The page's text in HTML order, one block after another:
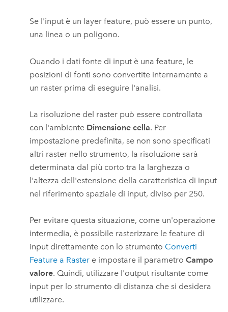
Se l'input è un layer feature, può essere un punto,
una linea o un poligono.
Quando i dati fonte di input è una feature, le
posizioni di fonti sono convertite internamente a
un raster prima di eseguire l'analisi.
La risoluzione del raster può essere controllata
con l'ambiente Dimensione cella. Per
impostazione predefinita, se non sono specificati
altri raster nello strumento, la risoluzione sarà
determinata dal più corto tra la larghezza o
l'altezza dell'estensione della caratteristica di input
nel riferimento spaziale di input, diviso per 250.
Per evitare questa situazione, come un'operazione
intermedia, è possibile rasterizzare le feature di
input direttamente con lo strumento Converti
Feature a Raster e impostare il parametroCampo
valore. Quindi, utilizzare l'output risultante come
input per lo strumento di distanza che si desidera
utilizzare.